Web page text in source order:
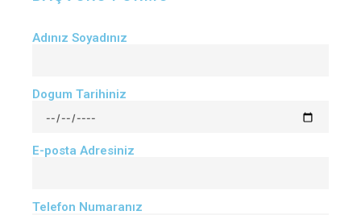
Adınız Soyadınız
Dogum Tarihiniz
E-posta Adresiniz
Telefon Numaranız